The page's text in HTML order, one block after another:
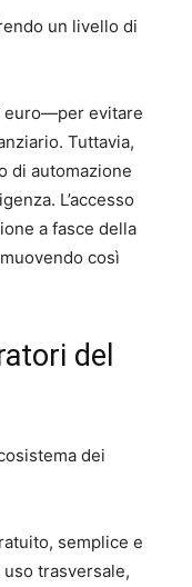
un livello di
euro—per evitare
Tuttavia,
di automazione
L’accesso
a fasce della
così
del
dei
semplice e
trasversale,